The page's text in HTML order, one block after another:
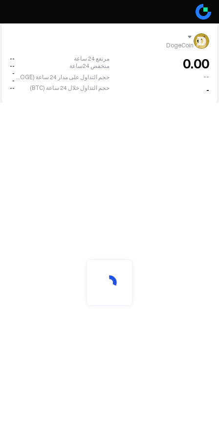
DogeCoin
0.00
--
-
مرتفع 24 ساعة
--
منخفض 24ساعة
--
-
-
حجم التداول خلال 24 ساعة (BTC)
--